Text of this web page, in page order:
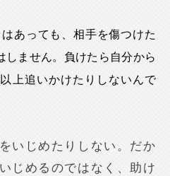
あっても、相手を傷つけた
しません。負けたら自分から
上追いかけたりしないんで
いじめたりしない。だか
じめるのではなく、助け